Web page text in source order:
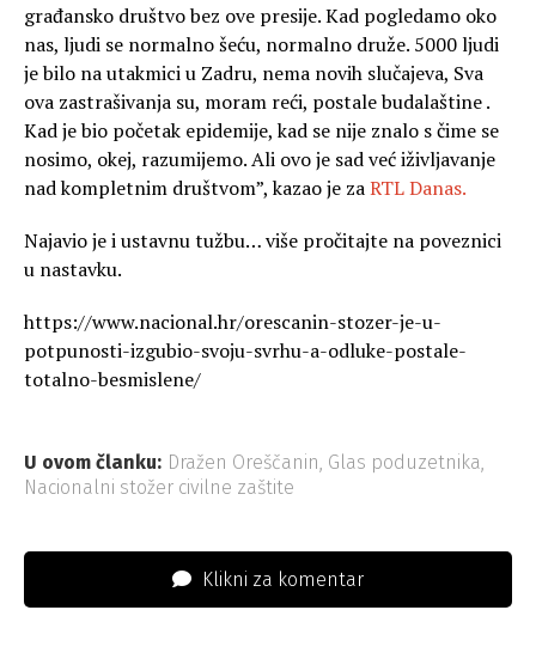
građansko društvo bez ove presije. Kad pogledamo oko
nas, ljudi se normalno šeću, normalno druže. 5000 ljudi
je bilo na utakmici u Zadru, nema novih slučajeva, Sva
ova zastrašivanja su, moram reći, postale budalaštine .
Kad je bio početak epidemije, kad se nije znalo s čime se
nosimo, okej, razumijemo. Ali ovo je sad već iživljavanje
nad kompletnim društvom”, kazao je zaRTL Danas.
Najavio je i ustavnu tužbu… više pročitajte na poveznici
u nastavku.
https://www.nacional.hr/orescanin-stozer-je-u-
potpunosti-izgubio-svoju-svrhu-a-odluke-postale-
totalno-besmislene/
U ovom članku: Dražen Oreščanin Glas poduzetnika
Nacionalni stožer civilne zaštite
Klikni za komentar